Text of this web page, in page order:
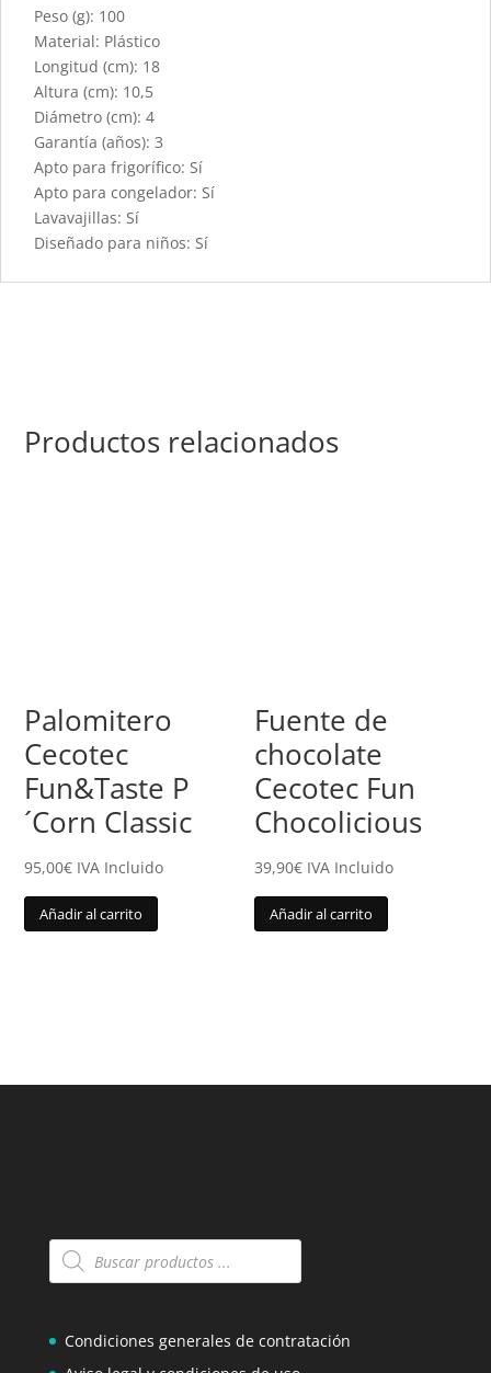
Peso (g): 100
Material: Plástico
Longitud (cm): 18
Altura (cm): 10,5
Diámetro (cm): 4
Garantía (años): 3
Apto para frigorífico: Sí
Apto para congelador: Sí
Lavavajillas: Sí
Diseñado para niños: Sí
Productos relacionados
Palomitero
Cecotec
Fun&Taste P
´Corn Classic
95,00€ IVA Incluido
Añadir al carrito
Fuente de
chocolate
Cecotec Fun
Chocolicious
39,90€ IVA Incluido
Añadir al carrito
Búsqueda
de
Condiciones generales de contratación